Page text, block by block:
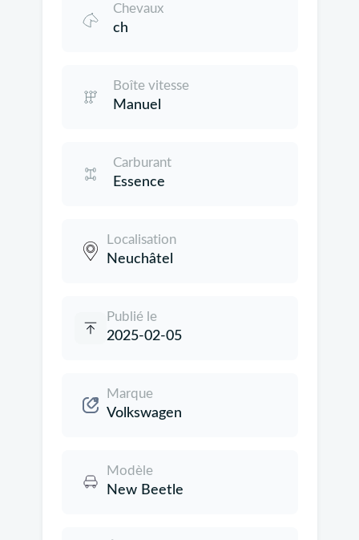
Chevaux
ch
Boîte vitesse
Manuel
Carburant
Essence
Localisation
Neuchâtel
Publié le
2025-02-05
Marque
Volkswagen
Modèle
New Beetle